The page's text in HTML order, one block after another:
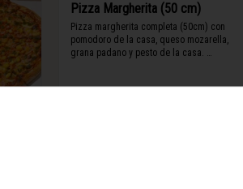
Pizza Margherita (50 cm)
Pizza margherita completa (50cm) con
pomodoro de la casa, queso mozarella,
grana padano y pesto de la casa.